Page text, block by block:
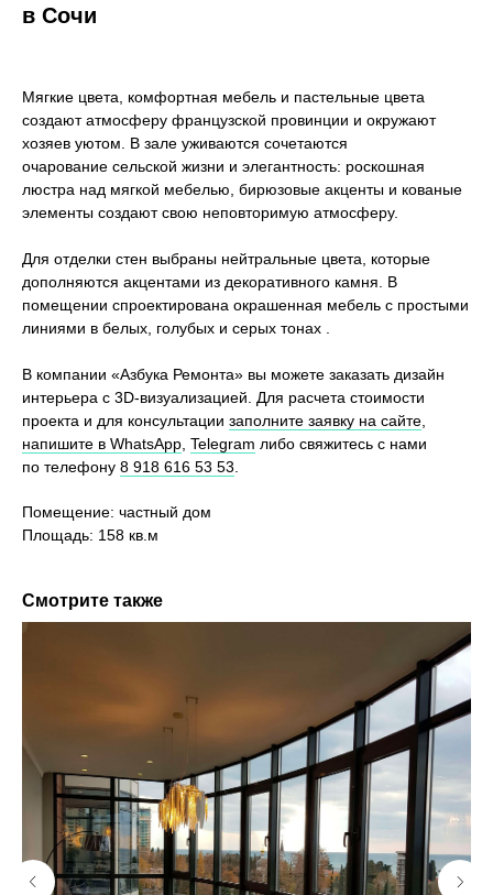
в Сочи
Мягкие цвета, комфортная мебель и пастельные цвета
создают атмосферу французской провинции и окружают
хозяев уютом. В зале уживаются сочетаются
очарование сельской жизни и элегантность: роскошная
люстра над мягкой мебелью, бирюзовые акценты и кованые
элементы создают свою неповторимую атмосферу.
Для отделки стен выбраны нейтральные цвета, которые
дополняются акцентами из декоративного камня. В
помещении спроектирована окрашенная мебель с простыми
линиями в белых, голубых и серых тонах .
В компании «Азбука Ремонта» вы можете заказать дизайн
интерьера c 3D-визуализацией. Для расчета стоимости
проекта и для консультации заполните заявку на сайте,
напишите в WhatsApp, Telegram либо свяжитесь с нами
по телефону 8 918 616 53 53.
Помещение: частный дом
Площадь: 158 кв.м
Смотрите также
обсудим ваш проект
Оставьте свои контактные данные, и мы перезвоним
вам в течение нескольких часов для обсуждения
вашего проекта